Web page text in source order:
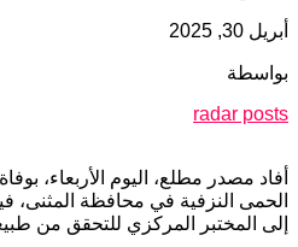
أبريل 30, 2025
بواسطة
radar posts
أفاد مصدر مطلع، اليوم الأربعاء،
الحمى النزفية في محافظة المثنى،
إلى المختبر المركزي للتحقق من